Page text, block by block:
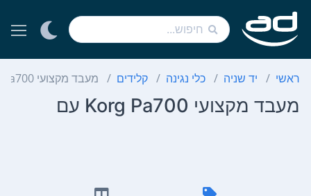
ראשי יד שניה כלי נגינה קלידים מעבד מקצועי Korg Pa700 עם
מעבד מקצועי Korg Pa700 עם